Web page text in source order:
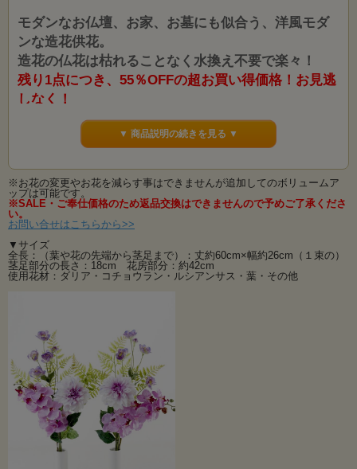
モダンなお仏壇、お家、お墓にも似合う、洋風モダ
ンな造花供花。
造花の仏花は枯れることなく水換え不要で楽々！
残り1点につき、55％OFFの超お買い得価格！お見逃
しなく！
お洒落な現代仏壇、洋風墓地などに飾れるように洋花なども取り入れハイセンス
なアーティフィシャルフラワーの供花です。
生花ではすぐに枯れてしまいますが、造花ならずっと華やかさが保てます。
お得な造花の供花1対セットです。
「洋花のを使った仏花を作って！！」というお客様のご要望が大変多かったので
制作致しました。
いままで洋花はタブーという傾向でしたが最近では「故人の好きだったお花
を・・・」という風に仏花も変わってきています。
お墓やお仏壇の仕様も多様化してまいりました。
お部屋の雰囲気やお好みに合わせた、洋風で大変お洒落なお供え花が好評です！
また、造花ですので枯れることもなく、水換え不要の手間いらず！！
当店の「１対」の商品は１点１点、デザイナーの手によって「左右対称」にお作
りしておりますので バランスもよく飾った時がとても綺麗です。
季節を問わず長期間飾ることができて、生花と間違えてしまうほどのメモリアル
フラワーは 贈り物としても安心してお使い頂けます。
１対（２束）になったお得なセットです。
造花ですので枯れることもなく、水換え不要の手間いらず！！
生花ではすぐに枯れてしまいますが、ずっと華やかさが保て、季節問わず飾るこ
とができます。
お水を使用しないので衛生的でインフルエンザなど細菌や雑菌の発生もありませ
▼ 商品説明の続きを見る ▼
※お花の変更やお花を減らす事はできませんが追加してのボリュームア
ップは可能です。
※SALE・ご奉仕価格のため返品交換はできませんので予めご了承くださ
い。
お問い合せはこちらから>>
▼サイズ
全長：（葉や花の先端から茎足まで）：丈約60cm×幅約26cm（１束の）
茎足部分の長さ：18cm 花房部分：約42cm
使用花材：ダリア・コチョウラン・ルシアンサス・葉・その他